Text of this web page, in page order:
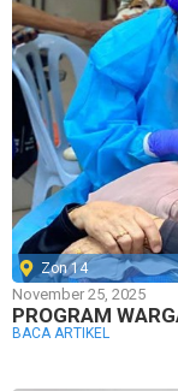
Zon 14
November 25, 2025
PROGRAM
BACA ARTIKEL